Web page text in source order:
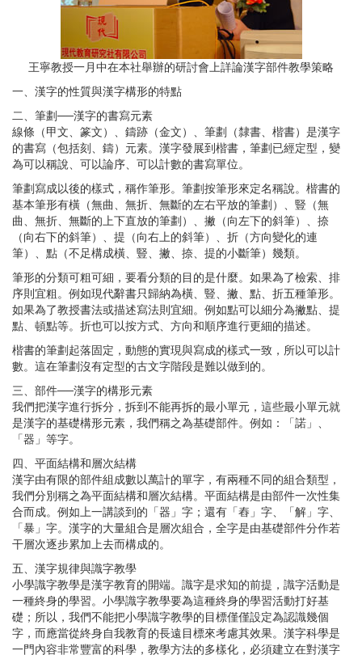
王寧教授一月中在本社舉辦的研討會上詳論漢字部件教學策略
一、漢字的性質與漢字構形的特點
二、筆劃──漢字的書寫元素
線條（甲文、篆文）、鑄跡（金文）、筆劃（隸書、楷書）是漢字
的書寫（包括刻、鑄）元素。漢字發展到楷書，筆劃已經定型，變
為可以稱說、可以論序、可以計數的書寫單位。
筆劃寫成以後的樣式，稱作筆形。筆劃按筆形來定名稱說。楷書的
基本筆形有橫（無曲、無折、無斷的左右平放的筆劃）、豎（無
曲、無折、無斷的上下直放的筆劃）、撇（向左下的斜筆）、捺
（向右下的斜筆）、提（向右上的斜筆）、折（方向變化的連
筆）、點（不足構成橫、豎、撇、捺、提的小斷筆）幾類。
筆形的分類可粗可細，要看分類的目的是什麼。如果為了檢索、排
序則宜粗。例如現代辭書只歸納為橫、豎、撇、點、折五種筆形。
如果為了教授書法或描述寫法則宜細。例如點可以細分為撇點、提
點、頓點等。折也可以按方式、方向和順序進行更細的描述。
楷書的筆劃起落固定，動態的實現與寫成的樣式一致，所以可以計
數。這在筆劃沒有定型的古文字階段是難以做到的。
三、部件──漢字的構形元素
我們把漢字進行拆分，拆到不能再拆的最小單元，這些最小單元就
是漢字的基礎構形元素，我們稱之為基礎部件。例如：「諾」、
「器」等字。
四、平面結構和層次結構
漢字由有限的部件組成數以萬計的單字，有兩種不同的組合類型，
我們分別稱之為平面結構和層次結構。平面結構是由部件一次性集
合而成。例如上一講談到的「器」字；還有「舂」字、「解」字、
「暴」字。漢字的大量組合是層次組合，全字是由基礎部件分作若
干層次逐步累加上去而構成的。
五、漢字規律與識字教學
小學識字教學是漢字教育的開端。識字是求知的前提，識字活動是
一種終身的學習。小學識字教學要為這種終身的學習活動打好基
礎；所以，我們不能把小學識字教學的目標僅僅設定為認識幾個
字，而應當從終身自我教育的長遠目標來考慮其效果。漢字科學是
一門內容非常豐富的科學，教學方法的多樣化，必須建立在對漢字